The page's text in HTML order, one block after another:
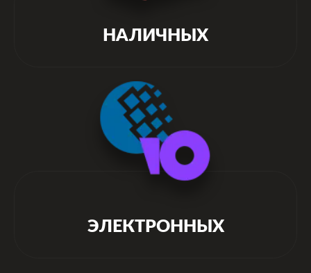
НАЛИЧНЫХ
ЭЛЕКТРОННЫХ